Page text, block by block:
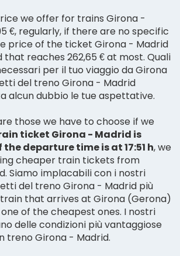
we offer for trains Girona -
€, regularly, if there are no specific
price of the ticket Girona - Madrid
that reaches 262,65 € at most. Quali
per il tuo viaggio da Girona
del treno Girona - Madrid
alcun dubbio le tue aspettative.
those we have to choose if we
ticket Girona - Madrid is
departure time is at 17:51 h, we
cheaper train tickets from
Siamo implacabili con i nostri
del treno Girona - Madrid più
that arrives at Girona (Gerona)
one of the cheapest ones. I nostri
delle condizioni più vantaggiose
treno Girona - Madrid.